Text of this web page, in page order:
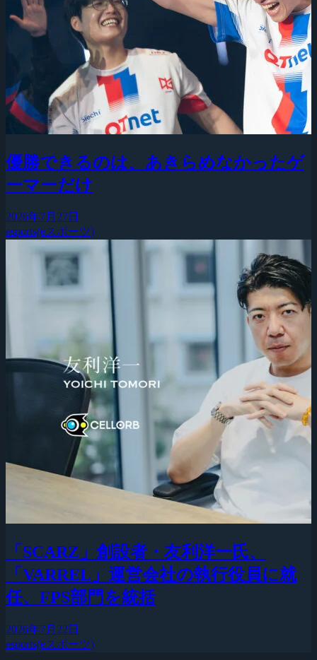
優勝できるのは、あきらめなかったゲ
ーマーだけ
2026年7月27日
esports(eスポーツ)
「SCARZ」創設者・友利洋一氏、
「VARREL」運営会社の執行役員に就
任、FPS部門を統括
2026年7月22日
esports(eスポーツ)